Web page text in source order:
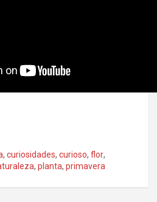
, curiosidades, curioso, flor,
, planta, primavera